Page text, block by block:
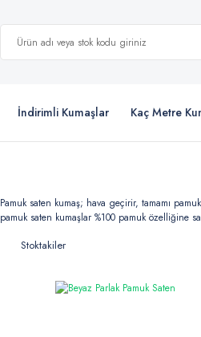
İndirimli Kumaşlar Kaç Metre
Pamuk saten kumaş; hava geçirir, tamamı
pamuk saten kumaşlar %100 pamuk özelliğine
Stoktakiler